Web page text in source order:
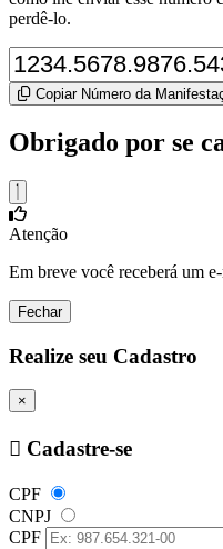
perdê-lo.
Copiar Número da
Obrigado por se
Atenção
Em breve você receberá um
Fechar
Realize seu Cadastro
×
Cadastre-se
CPF
CNPJ
CPF